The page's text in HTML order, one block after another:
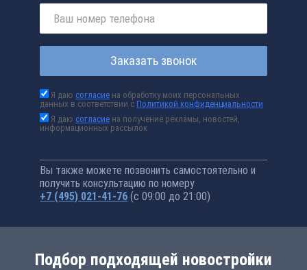
Заказать звонок
Я даюсогласие на обработку моих персональных
данных в соответствии сПолитикой конфиденциальности
Я даюсогласие на получение рекламы, новостей,
информационных рассылок
Вы также можете позвонить самостоятельно и
получить консультацию по номеру
+7 (495) 021-41-76 (с 09:00 до 21:00)
Подбор подходящей новостройки